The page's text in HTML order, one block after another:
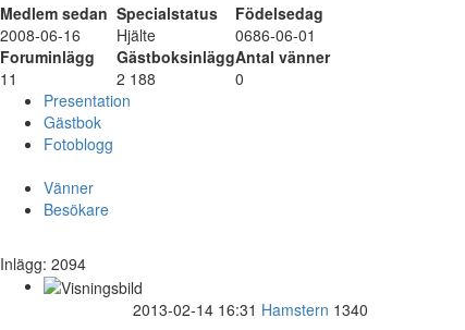
Medlem sedan Specialstatus
Födelsedag
2008-06-16
Hjälte
0686-06-01
Foruminlägg
GästboksinläggAntal vänner
11
2 188
0
Presentation
Gästbok
Fotoblogg
Vänner
Besökare
Inlägg: 2094
2013-02-14 16:31 Hamstern 1340